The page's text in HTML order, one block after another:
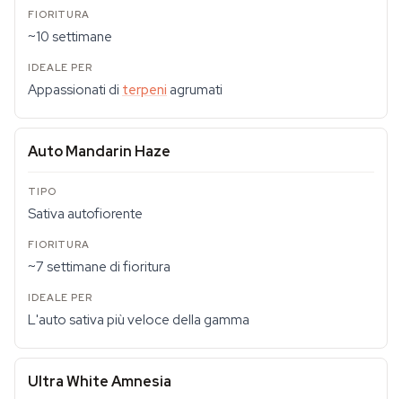
~10 settimane
Appassionati di terpeni agrumati
Auto Mandarin Haze
Sativa autofiorente
~7 settimane di fioritura
L'auto sativa più veloce della gamma
Ultra White Amnesia